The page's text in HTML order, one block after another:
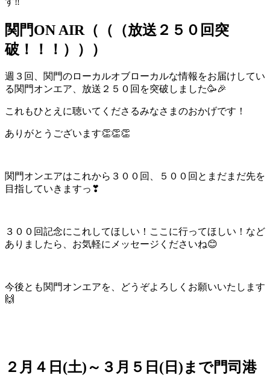
関門ON AIR（（（放送２５０回突
破！！！）））
週３回、関門のローカルオブローカルな情報をお届けしてい
る関門オンエア、放送２５０回を突破しました🥳🎉
これもひとえに聴いてくださるみなさまのおかげです！
ありがとうございます👏👏👏
関門オンエアはこれから３００回、５００回とまだまだ先を
目指していきますっ❣
３００回記念にこれしてほしい！ここに行ってほしい！など
ありましたら、お気軽にメッセージくださいね😊
今後とも関門オンエアを、どうぞよろしくお願いいたします
🙌
２月４日(土)～３月５日(日)まで門司港